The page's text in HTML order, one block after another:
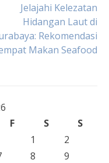
Jelajahi Kelezatan
Hidangan Laut di
Rekomendasi
Makan Seafood
F S
S
1
2
8
9